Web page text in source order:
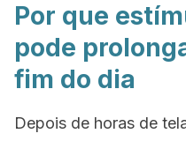
Por que
pode
fim do dia
Depois de horas de